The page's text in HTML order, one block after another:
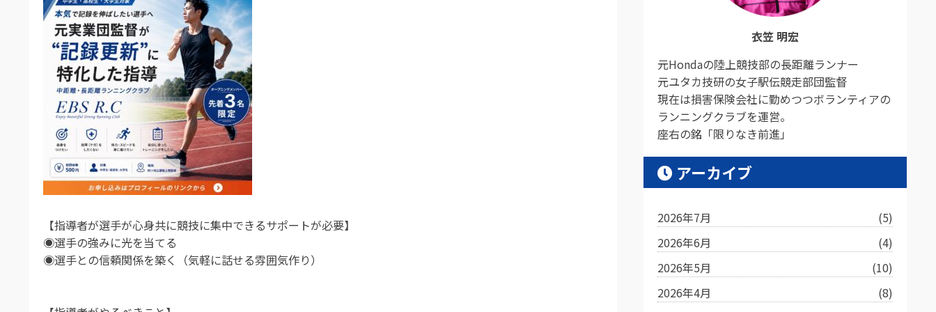
【指導者が選手が心身共に競技に集中できるサポートが必要】
◉選手の強みに光を当てる
◉選手との信頼関係を築く（気軽に話せる雰囲気作り）
衣笠 明宏
元Hondaの陸上競技部の長距離ランナー
元ユタカ技研の女子駅伝競走部団監督
現在は損害保険会社に勤めつつボランティアの
ランニングクラブを運営。
座右の銘「限りなき前進」
アーカイブ
2026年7月
(5)
2026年6月
(4)
2026年5月
(10)
2026年4月
(8)